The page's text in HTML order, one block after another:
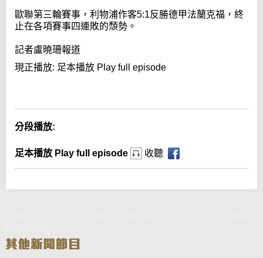
歐聯第三輪賽事，利物浦作客5:1反勝德甲法蘭克福，終
止在各項賽事四連敗的頹勢。
記者盧曉珊報道
現正播放: 足本播放 Play full episode
分段播放:
足本播放 Play full episode 收聽